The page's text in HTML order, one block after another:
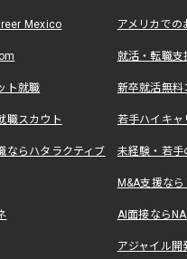
Mexico アメリカで
就活・転職
ト就職 新卒就活無料
職スカウト 若手ハイキ
ならハタラクティブ 未経験・若手
M&A支援な
AI面接なら
アジャイル